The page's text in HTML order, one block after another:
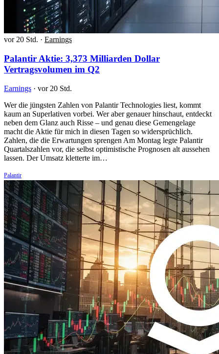
vor 20 Std. · Earnings
Palantir Aktie: 3,373 Milliarden Dollar
Vertragsvolumen im Q2
Earnings · vor 20 Std.
Wer die jüngsten Zahlen von Palantir Technologies liest, kommt
kaum an Superlativen vorbei. Wer aber genauer hinschaut, entdeckt
neben dem Glanz auch Risse – und genau diese Gemengelage
macht die Aktie für mich in diesen Tagen so widersprüchlich.
Zahlen, die die Erwartungen sprengen Am Montag legte Palantir
Quartalszahlen vor, die selbst optimistische Prognosen alt aussehen
lassen. Der Umsatz kletterte im…
Palantir